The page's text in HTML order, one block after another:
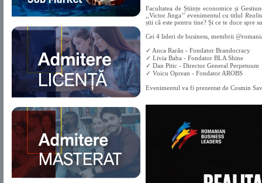
Facultatea de Științe economice și
,,Victor Jinga’’ evenimentul cu titlul
știi că este pentru tine? Și ce te duce spre
Cei 4 lideri de business, membrii
✓ Anca Rarău - Fondator Brandocracy
✓ Livia Baba - Fondator BLA Shine
✓ Dan Pitic - Director General Perpetuum
✓ Voicu Oprean - Fondator AROBS
Evenimentul va fi prezentat de Cosmin